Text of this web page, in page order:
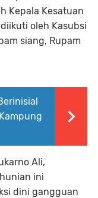
Kepala Kesatuan
oleh Kasubsi
siang, Rupam
Ali,
ini
dini gangguan